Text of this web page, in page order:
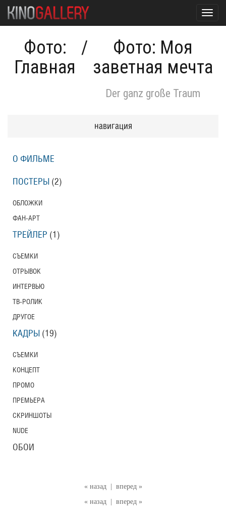
Фото:
Главная
/
Фото: Моя
заветная мечта
Der ganz große Traum
« назад
вперед »
« назад
вперед »
навигация
О ФИЛЬМЕ
ПОСТЕРЫ (2)
ОБЛОЖКИ
ФАН-АРТ
ТРЕЙЛЕР (1)
СЪЕМКИ
ОТРЫВОК
ИНТЕРВЬЮ
ТВ-РОЛИК
ДРУГОЕ
КАДРЫ (19)
СЪЕМКИ
КОНЦЕПТ
ПРОМО
ПРЕМЬЕРА
СКРИНШОТЫ
NUDE
ОБОИ